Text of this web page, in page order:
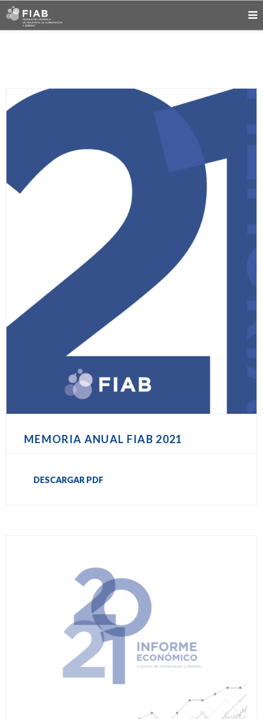
MEMORIA ANUAL FIAB 2021
DESCARGAR PDF